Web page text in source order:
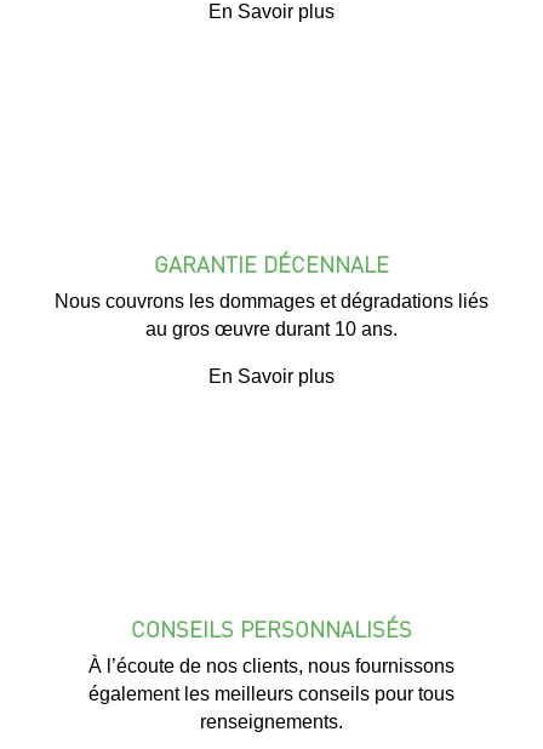
En Savoir plus
GARANTIE DÉCENNALE
Nous couvrons les dommages et dégradations liés
au gros œuvre durant 10 ans.
En Savoir plus
CONSEILS PERSONNALISÉS
À l’écoute de nos clients, nous fournissons
également les meilleurs conseils pour tous
renseignements.